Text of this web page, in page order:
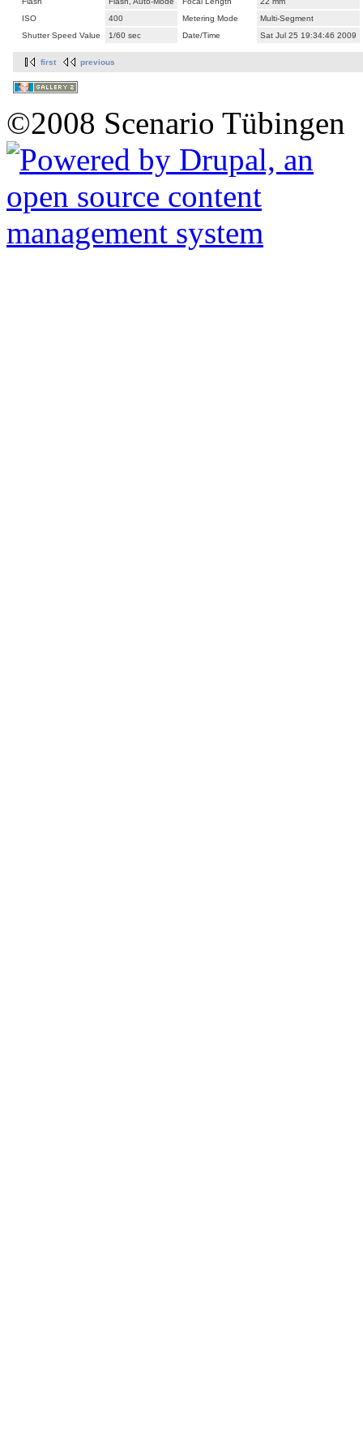
ISO
400 Metering Mode
Multi-Segment
Shutter Speed Value
1/60 sec Date/Time Sat Jul 25 19:34:46 2009
first previous
©2008 Scenario Tübingen